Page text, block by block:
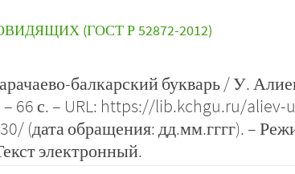
(ГОСТ Р 52872-2012)
балкарский букварь / У.
– 66 с. – URL: https://lib.kchgu.ru/
(дата обращения: дд.мм.гггг). –
электронный.